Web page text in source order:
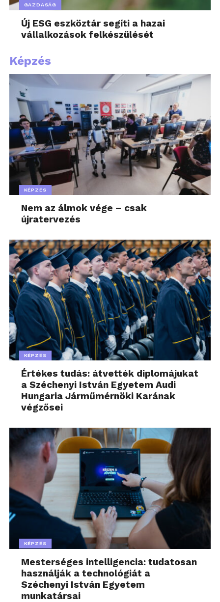
GAZDASÁG
Új ESG eszköztár segíti a hazai
vállalkozások felkészülését
Képzés
KÉPZÉS
Nem az álmok vége – csak
újratervezés
KÉPZÉS
Értékes tudás: átvették diplomájukat
a Széchenyi István Egyetem Audi
Hungaria Járműmérnöki Karának
végzősei
KÉPZÉS
Mesterséges intelligencia: tudatosan
használják a technológiát a
Széchenyi István Egyetem
munkatársai